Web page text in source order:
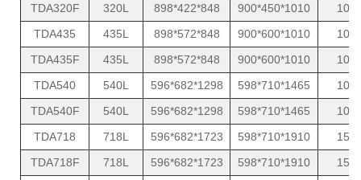
TDA320F
320L 898*422*848 900*450*1010
10
TDA435
435L 898*572*848 900*600*1010
10
TDA435F
435L 898*572*848 900*600*1010
10
TDA540
540L 596*682*1298 598*710*1465
10
TDA540F
540L 596*682*1298 598*710*1465
10
TDA718
718L 596*682*1723 598*710*1910
15
TDA718F
718L 596*682*1723 598*710*1910
15